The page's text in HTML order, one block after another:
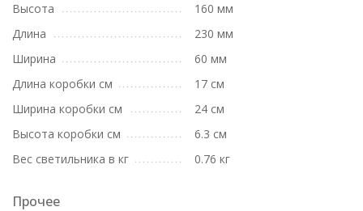
Высота
160 мм
Длина
230 мм
Ширина
60 мм
Длина коробки см
17 см
Ширина коробки см
24 см
Высота коробки см
6.3 см
Вес светильника в кг
0.76 кг
Прочее